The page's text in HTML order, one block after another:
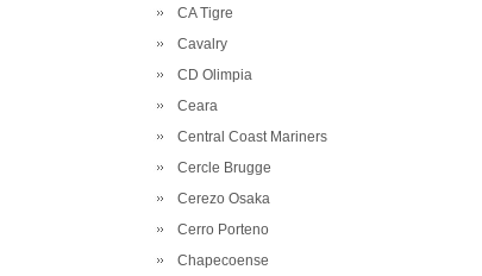
CA Tigre
Cavalry
CD Olimpia
Ceara
Central Coast Mariners
Cercle Brugge
Cerezo Osaka
Cerro Porteno
Chapecoense